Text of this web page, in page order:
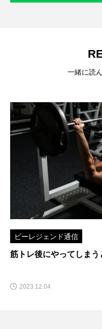
一緒に読
ビーレジェンド通信
筋トレ後にやってしま
2023.12.04